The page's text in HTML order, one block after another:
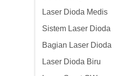
Laser Dioda Medis
Sistem Laser Dioda
Bagian Laser Dioda
Laser Dioda Biru